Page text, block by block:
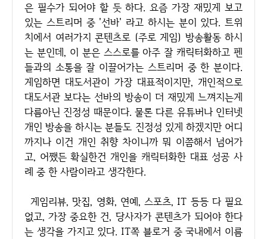
은 필수가 되어야 할 듯 하다. 요즘 가장 재밌게 보고
있는 스트리머 중 '선바' 라고 하시는 분이 있다. 트위
치에서 여러가지 콘텐츠로 (주로 게임) 방송활동 하시
는 분인데, 이 분은 스스로를 아주 잘 캐릭터화하고 펜
들과의 소통을 잘 이끌어가는 스트리머 중 한 분이다.
게임하면 대도서관이 가장 대표적이지만, 개인적으로
대도서관 보다는 선바의 방송이 더 재밌게 느껴지는게
다름아닌 진정성 때문이다. 물론 다른 유튜버나 인터넷
개인 방송을 하시는 분들도 진정성 있게 하겠지만 어디
까지나 이건 개인 취향 차이니까 뭐 이쯤해서 넘어가
고, 어쨌든 확실한건 개인을 캐릭터화한 대표 성공 사
례 중 한 사람이라고 생각한다.
게임리뷰, 맛집, 영화, 연예, 스포츠, IT 등등 다 필요
없고, 가장 중요한 건, 당사자가 콘텐츠가 되어야 한다
는 생각을 가지고 있다. IT쪽 블로거 중 국내에서 이름